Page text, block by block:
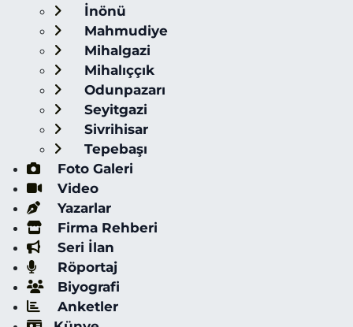
İnönü
Mahmudiye
Mihalgazi
Mihalıççık
Odunpazarı
Seyitgazi
Sivrihisar
Tepebaşı
Foto Galeri
Video
Yazarlar
Firma Rehberi
Seri İlan
Röportaj
Biyografi
Anketler